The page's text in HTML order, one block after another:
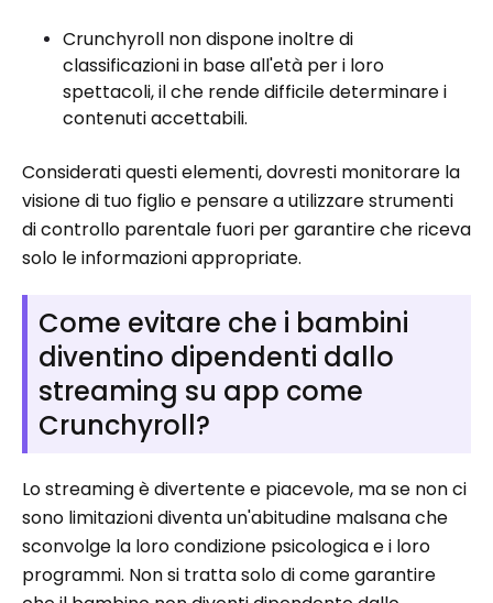
Crunchyroll non dispone inoltre di
classificazioni in base all'età per i loro
spettacoli, il che rende difficile determinare i
contenuti accettabili.
Considerati questi elementi, dovresti monitorare la
visione di tuo figlio e pensare a utilizzare strumenti
di controllo parentale fuori per garantire che riceva
solo le informazioni appropriate.
Come evitare che i bambini
diventino dipendenti dallo
streaming su app come
Crunchyroll?
Lo streaming è divertente e piacevole, ma se non ci
sono limitazioni diventa un'abitudine malsana che
sconvolge la loro condizione psicologica e i loro
programmi. Non si tratta solo di come garantire